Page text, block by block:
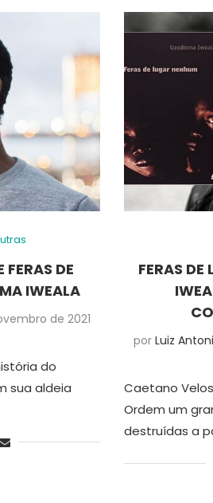
FERAS DE
IWEALA
de 2021
do
sua aldeia
FERAS
por Luiz
Caetano
Ordem um
destruídas a